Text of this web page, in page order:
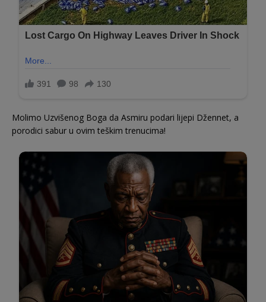
Molimo Uzvišenog Boga da Asmiru podari lijepi Džennet, a
porodici sabur u ovim teškim trenucima!